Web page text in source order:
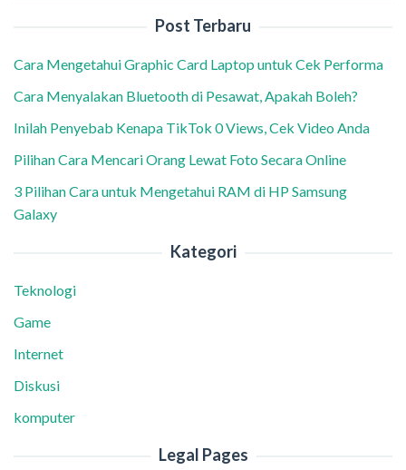
Post Terbaru
Cara Mengetahui Graphic Card Laptop untuk Cek Performa
Cara Menyalakan Bluetooth di Pesawat, Apakah Boleh?
Inilah Penyebab Kenapa TikTok 0 Views, Cek Video Anda
Pilihan Cara Mencari Orang Lewat Foto Secara Online
3 Pilihan Cara untuk Mengetahui RAM di HP Samsung
Galaxy
Kategori
Teknologi
Game
Internet
Diskusi
komputer
Legal Pages